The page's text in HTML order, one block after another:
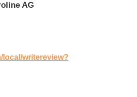
AG
local/writereview?